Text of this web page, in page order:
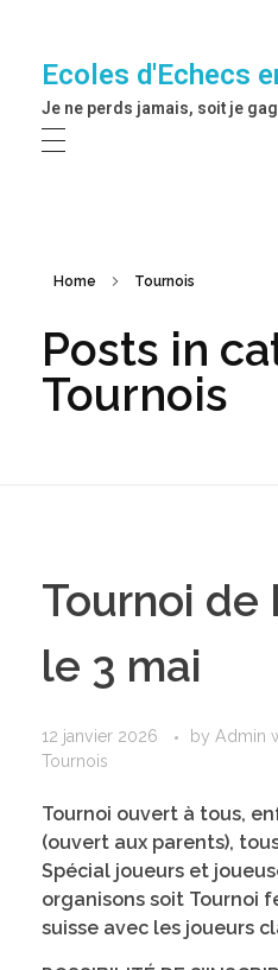
Ecoles d'Echecs
Je ne perds jamais, soit je
Home Tournois
Posts in
Tournois
Tournoi de
le 3 mai
12 janvier 2026 by Admin
Tournois
Tournoi ouvert à tous,
(ouvert aux parents),
Spécial joueurs et
organisons soit Tournoi
suisse avec les joueurs